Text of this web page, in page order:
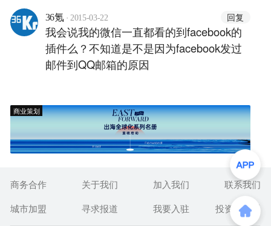
36氪 · 2015-03-22 回复
我会说我的微信一直都看的到facebook的
插件么？不知道是不是因为facebook发过
邮件到QQ邮箱的原因
商业策划
商务合作 关于我们 加入我们
联系我们
城市加盟
寻求报道 我要入驻 投资者关系